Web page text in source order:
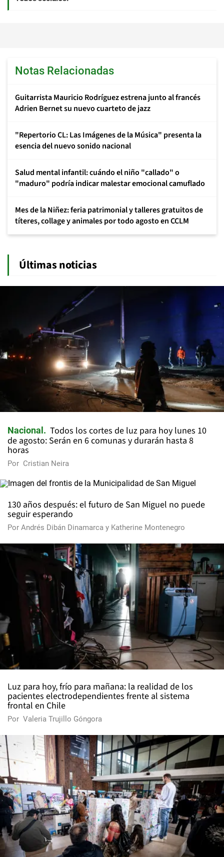
Notas Relacionadas
Guitarrista Mauricio Rodríguez estrena junto al francés
Adrien Bernet su nuevo cuarteto de jazz
"Repertorio CL: Las Imágenes de la Música" presenta la
esencia del nuevo sonido nacional
Salud mental infantil: cuándo el niño "callado" o
"maduro" podría indicar malestar emocional camuflado
Mes de la Niñez: feria patrimonial y talleres gratuitos de
títeres, collage y animales por todo agosto en CCLM
Últimas noticias
Nacional
Todos los cortes de luz para hoy lunes 10
de agosto: Serán en 6 comunas y durarán hasta 8
horas
Por Cristian Neira
130 años después: el futuro de San Miguel no puede
seguir esperando
Por Andrés Dibán Dinamarca y Katherine Montenegro
Luz para hoy, frío para mañana: la realidad de los
pacientes electrodependientes frente al sistema
frontal en Chile
Por Valeria Trujillo Góngora